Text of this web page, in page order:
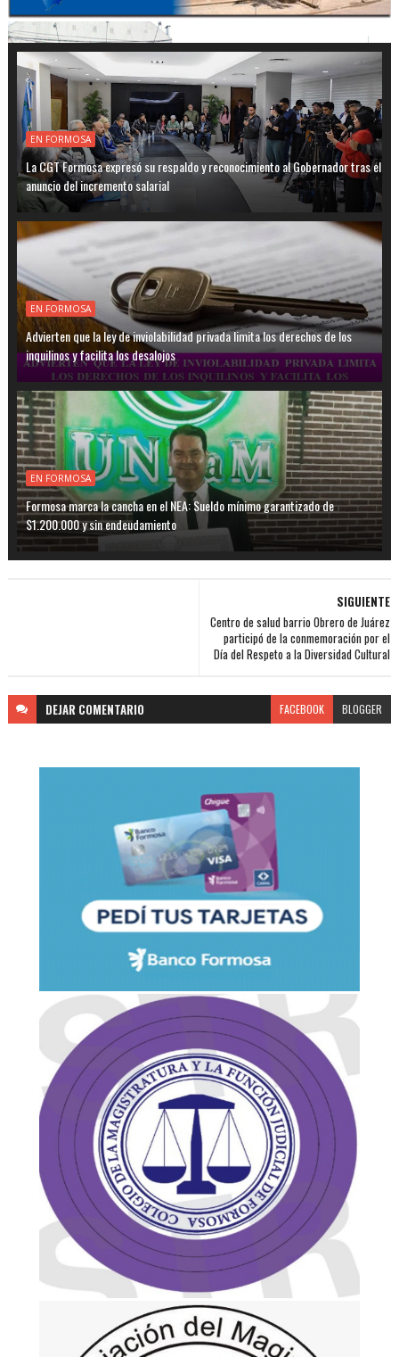
EN FORMOSA
La CGT Formosa expresó su respaldo y reconocimiento al Gobernador tras el
anuncio del incremento salarial
EN FORMOSA
Advierten que la ley de inviolabilidad privada limita los derechos de los
inquilinos y facilita los desalojos
EN FORMOSA
Formosa marca la cancha en el NEA: Sueldo mínimo garantizado de
$1.200.000 y sin endeudamiento
SIGUIENTE
Centro de salud barrio Obrero de Juárez
participó de la conmemoración por el
Día del Respeto a la Diversidad Cultural
DEJAR COMENTARIO FACEBOOK BLOGGER